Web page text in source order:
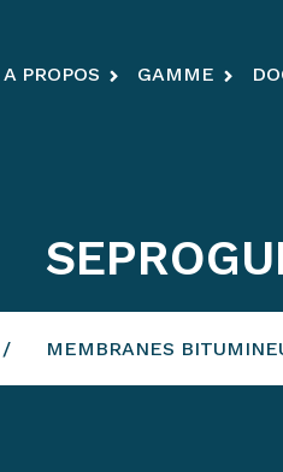
A PROPOS GAMME
MEMBRANES